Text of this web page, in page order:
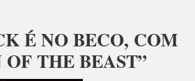
É NO BECO, COM
THE BEAST”